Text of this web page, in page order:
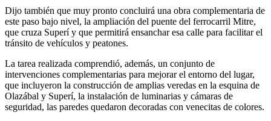
Dijo también que muy pronto concluirá una obra complementaria de
este paso bajo nivel, la ampliación del puente del ferrocarril Mitre,
que cruza Superí y que permitirá ensanchar esa calle para facilitar el
tránsito de vehículos y peatones.
La tarea realizada comprendió, además, un conjunto de
intervenciones complementarias para mejorar el entorno del lugar,
que incluyeron la construcción de amplias veredas en la esquina de
Olazábal y Superí, la instalación de luminarias y cámaras de
seguridad, las paredes quedaron decoradas con venecitas de colores.